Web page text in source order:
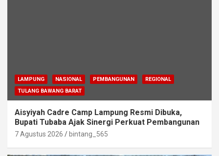
LAMPUNG NASIONAL PEMBANGUNAN
REGIONAL
TULANG BAWANG BARAT
Aisyiyah Cadre Camp Lampung Resmi Dibuka,
Bupati Tubaba Ajak Sinergi Perkuat Pembangunan
7 Agustus 2026 bintang_565